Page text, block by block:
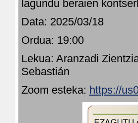
lagundu beraien
Data: 2025/03/18
Ordua: 19:00
Lekua: Aranzadi
Sebastián
Zoom esteka: https://